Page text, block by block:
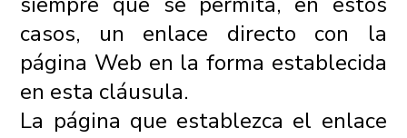
casos, un enlace directo con la
página Web en la forma establecida
en esta cláusula.
La página que establezca el enlace